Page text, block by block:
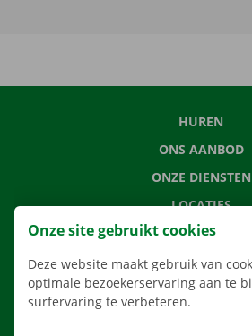
HUREN
ONS AANBOD
ONZE DIENSTEN
LOCATIES
APP
Onze site gebruikt cookies
Deze website maakt gebruik van
optimale bezoekerservaring aan te
surfervaring te verbeteren.